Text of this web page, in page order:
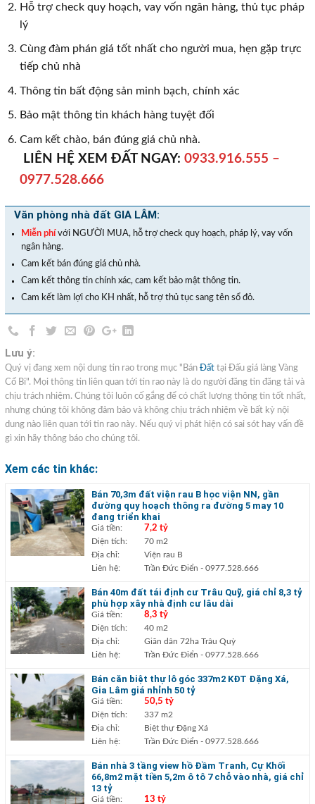
Hỗ trợ check quy hoạch, vay vốn ngân hàng, thủ tục pháp
lý
Cùng đàm phán giá tốt nhất cho người mua, hẹn gặp trực
tiếp chủ nhà
Thông tin bất động sản minh bạch, chính xác
Bảo mật thông tin khách hàng tuyệt đối
Cam kết chào, bán đúng giá chủ nhà.
LIÊN HỆ XEM ĐẤT NGAY: 0933.916.555 –
0977.528.666
Văn phòng nhà đất GIA LÂM:
Miễn phí với NGƯỜI MUA, hỗ trợ check quy hoạch, pháp lý, vay vốn
ngân hàng.
Cam kết bán đúng giá chủ nhà.
Cam kết thông tin chính xác, cam kết bảo mật thông tin.
Cam kết làm lợi cho KH nhất, hỗ trợ thủ tục sang tên sổ đỏ.
Lưu ý:
Quý vị đang xem nội dung tin rao trong mục "Bán Đất tại Đấu giá làng Vàng
Cổ Bi". Mọi thông tin liên quan tới tin rao này là do người đăng tin đăng tải và
chịu trách nhiệm. Chúng tôi luôn cố gắng để có chất lượng thông tin tốt nhất,
nhưng chúng tôi không đảm bảo và không chịu trách nhiệm về bất kỳ nội
dung nào liên quan tới tin rao này. Nếu quý vị phát hiện có sai sót hay vấn đề
gì xin hãy thông báo cho chúng tôi.
Xem các tin khác:
Bán 70,3m đất viện rau B học viện NN, gần
đường quy hoạch thông ra đường 5 may 10
đang triển khai
Giá tiền: 7,2 tỷ
Diện tích:
70 m2
Địa chỉ:
Viện rau B
Liên hệ:
Trần Đức Điển - 0977.528.666
Bán 40m đất tái định cư Trâu Quỹ, giá chỉ 8,3 tỷ
phù hợp xây nhà định cư lâu dài
Giá tiền: 8,3 tỷ
Diện tích:
40 m2
Địa chỉ:
Giãn dân 72ha Trâu Quỳ
Liên hệ:
Trần Đức Điển - 0977.528.666
Bán căn biệt thự lô góc 337m2 KĐT Đặng Xá,
Gia Lâm giá nhỉnh 50 tỷ
Giá tiền: 50,5 tỷ
Diện tích:
337 m2
Địa chỉ:
Biệt thự Đặng Xá
Liên hệ:
Trần Đức Điển - 0977.528.666
Bán nhà 3 tầng view hồ Đầm Tranh, Cự Khối
66,8m2 mặt tiền 5,2m ô tô 7 chỗ vào nhà, giá chỉ
13 tỷ
Giá tiền: 13 tỷ